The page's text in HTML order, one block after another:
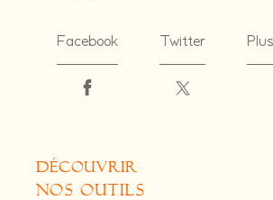
Facebook Twitter
découvrir
nos outils